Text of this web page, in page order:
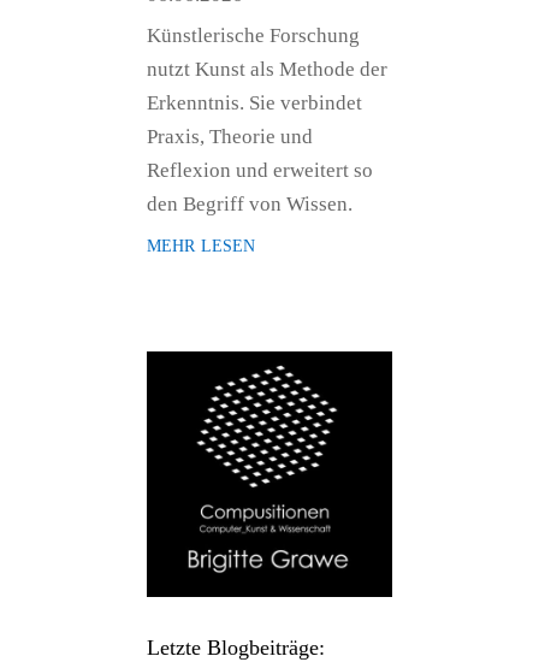
Künstlerische Forschung
nutzt Kunst als Methode der
Erkenntnis. Sie verbindet
Praxis, Theorie und
Reflexion und erweitert so
den Begriff von Wissen.
mehr lesen
Letzte Blogbeiträge: